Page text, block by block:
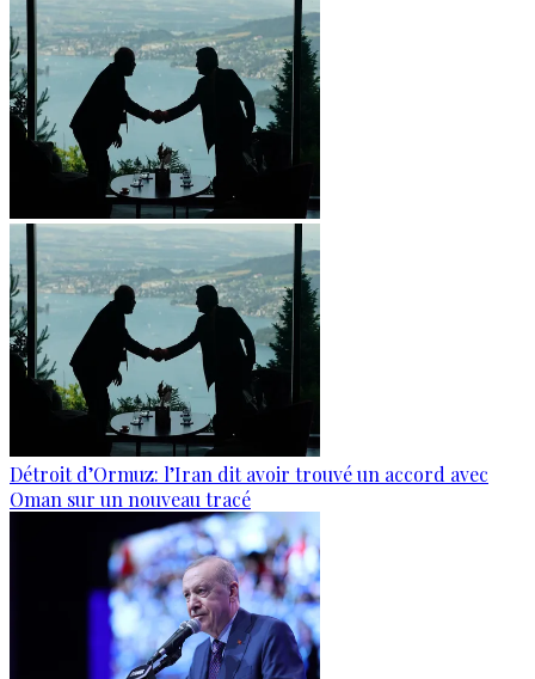
Détroit d’Ormuz: l’Iran dit avoir trouvé un accord avec
Oman sur un nouveau tracé